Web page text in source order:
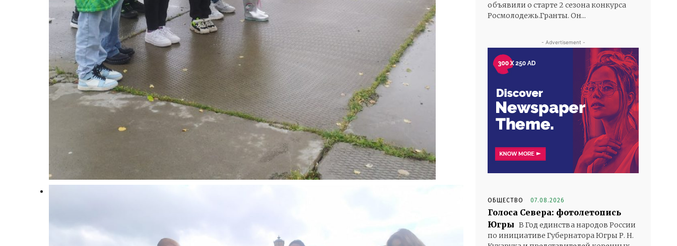
объявили о старте 2 сезона конкурса
Росмолодежь.Гранты. Он...
- Advertisement -
ОБЩЕСТВО 07.08.2026
Голоса Севера: фотолетопись
Югры В Год единства народов России
по инициативе Губернатора Югры Р. Н.